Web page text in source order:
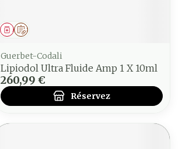
Sur prescription
Médicament
Guerbet-Codali
Lipiodol Ultra Fluide Amp 1 X 10ml
260,99 €
Réservez